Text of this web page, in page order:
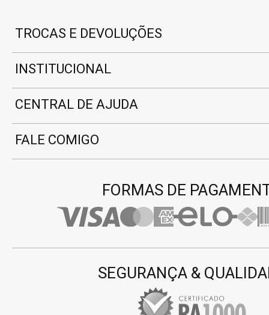
TROCAS E DEVOLUÇÕES
INSTITUCIONAL
CENTRAL DE AJUDA
FALE COMIGO
SEGURANÇA &
FORMAS DE